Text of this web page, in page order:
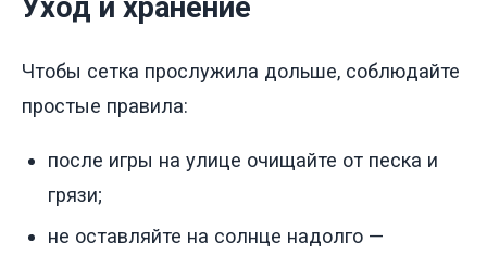
Уход и хранение
Чтобы сетка прослужила дольше, соблюдайте
простые правила:
после игры на улице очищайте от песка и
грязи;
не оставляйте на солнце надолго —